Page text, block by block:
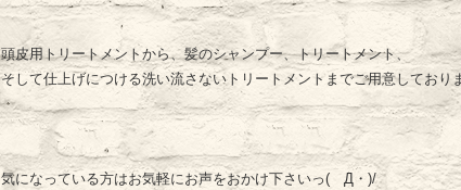
頭皮用トリートメントから、髪のシャンプー、トリートメント、
そして仕上げにつける洗い流さないトリートメントまでご用意しており
気になっている方はお気軽にお声をおかけ下さいっ(ゝД・)/